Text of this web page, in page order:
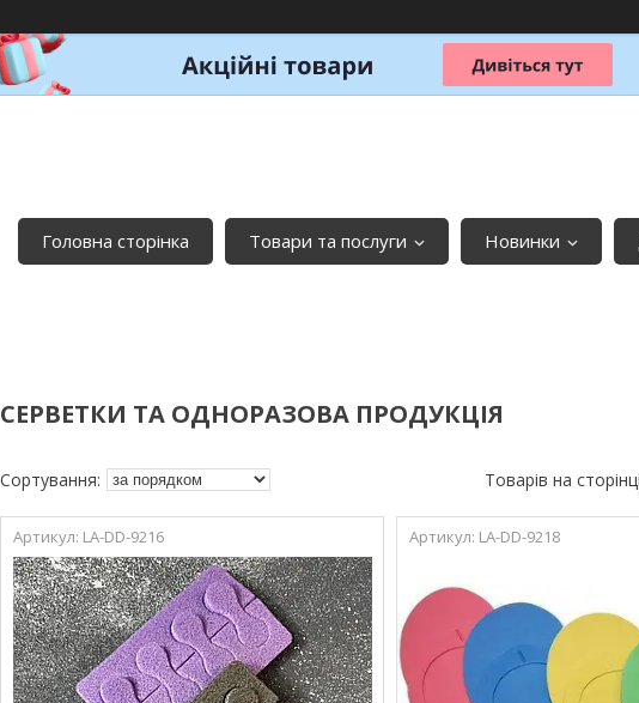
Головна сторінка Товари та послуги Новинки
СЕРВЕТКИ ТА ОДНОРАЗОВА ПРОДУКЦІЯ
LA-DD-9216 LA-DD-9218